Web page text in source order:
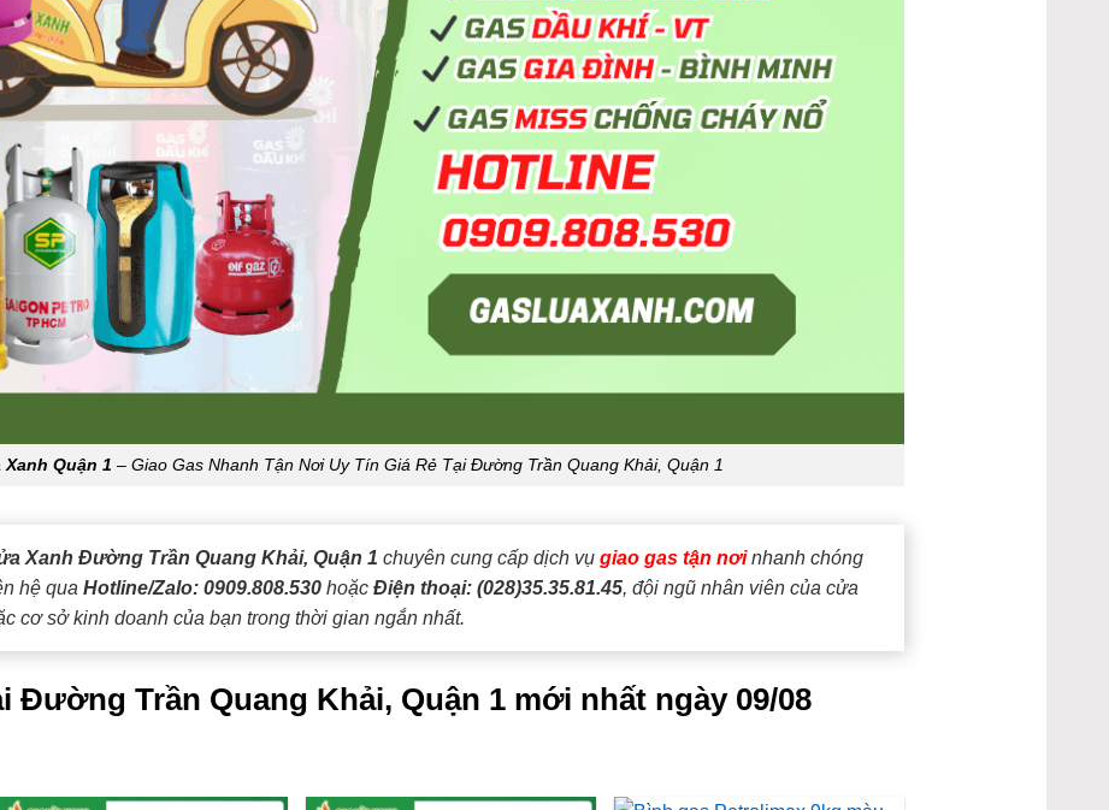
Quận 1 – Giao Gas Nhanh Tận Nơi Uy Tín Giá Rẻ Tại Đường Trần Quang Khải, Quận 1
Xanh Đường Trần Quang Khải, Quận 1 chuyên cung cấp dịch vụgiao gas tận nơinhanh chóng
hệ quaHotline/Zalo: 0909.808.530 hoặcĐiện thoại: (028)35.35.81.45, đội ngũ nhân viên của cửa
cơ sở kinh doanh của bạn trong thời gian ngắn nhất.
Đường Trần Quang Khải, Quận 1 mới nhất ngày 09/08